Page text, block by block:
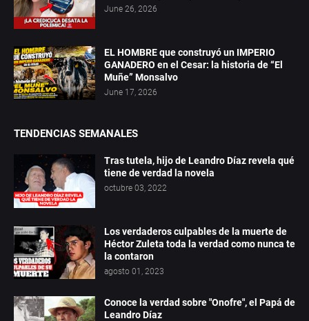
June 26, 2026
EL HOMBRE que construyó un IMPERIO
GANADERO en el Cesar: la historia de “El
Muñe” Monsalvo
June 17, 2026
TENDENCIAS SEMANALES
Tras tutela, hijo de Leandro Díaz revela qué
tiene de verdad la novela
octubre 03, 2022
Los verdaderos culpables de la muerte de
Héctor Zuleta toda la verdad como nunca te
la contaron
agosto 01, 2023
Conoce la verdad sobre "Onofre", el Papá de
Leandro Díaz